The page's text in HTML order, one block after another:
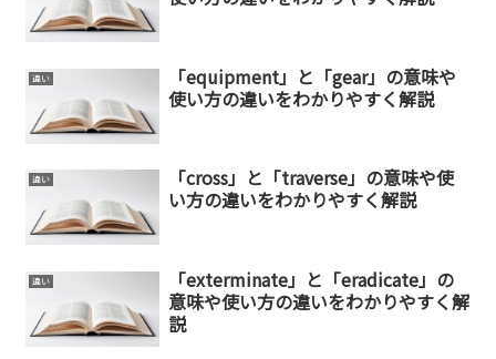
違い
「equipment」と「gear」の意味や
使い方の違いをわかりやすく解説
違い
「cross」と「traverse」の意味や使
い方の違いをわかりやすく解説
違い
「exterminate」と「eradicate」の
意味や使い方の違いをわかりやすく解
説